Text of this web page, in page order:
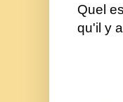
Quel
qu'il y